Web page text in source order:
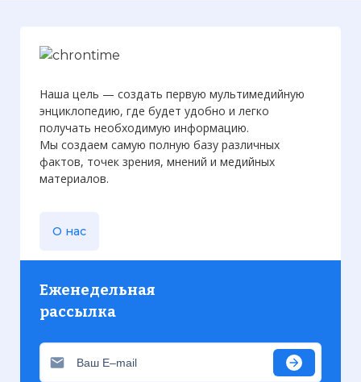
Наша цель — создать первую мультимедийную
энциклопедию, где будет удобно и легко
получать необходимую информацию.
Мы создаем самую полную базу различных
фактов, точек зрения, мнений и медийных
материалов.
О нас
Еженедельная
рассылка